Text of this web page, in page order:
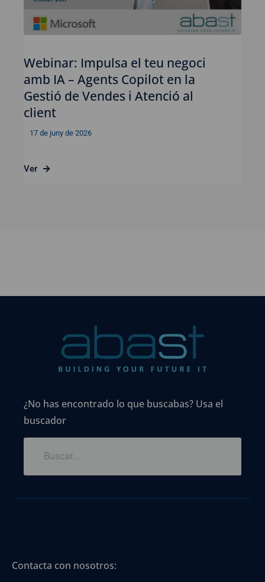
Webinar: Impulsa el teu negoci
amb IA – Agents Copilot en la
Gestió de Vendes i Atenció al
client
17 de juny de 2026
Ver
¿No has encontrado lo que buscabas? Usa el
buscador
Contacta con nosotros: